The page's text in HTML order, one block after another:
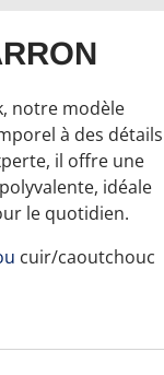
, notre modèle
à des détails
il offre une
idéale
le quotidien.
cuir/caoutchouc